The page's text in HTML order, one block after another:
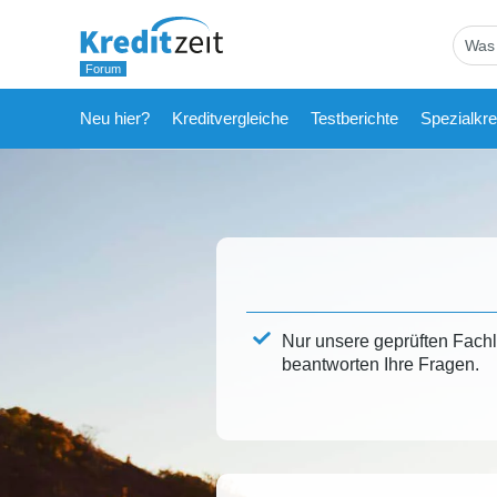
Neu hier? Kreditvergleiche Testberichte
Nur unsere geprüften
beantworten Ihre Fragen.